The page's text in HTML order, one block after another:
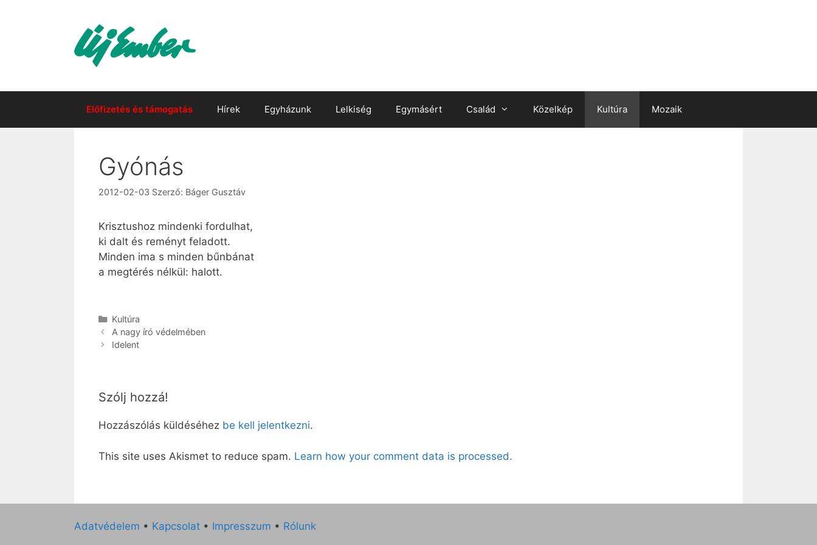
Előfizetés és támogatás Hírek Egyházunk Lelkiség Egymásért Család Közelkép Kultúra Mozaik
Gyónás
2012-02-03 Szerző: Báger Gusztáv
Krisztushoz mindenki fordulhat,
ki dalt és reményt feladott.
Minden ima s minden bűnbánat
a megtérés nélkül: halott.
Kategória
Kultúra
A nagy író védelmében
Idelent
Szólj hozzá!
Hozzászólás küldéséhez be kell jelentkezni.
This site uses Akismet to reduce spam. Learn how your comment data is processed.
Adatvédelem • Kapcsolat • Impresszum • Rólunk